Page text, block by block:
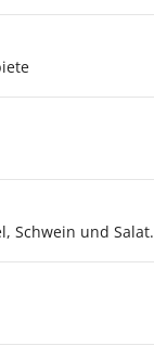
Schwein und Salat.